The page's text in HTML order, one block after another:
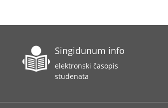
Singidunum info
elektronski časopis
studenata